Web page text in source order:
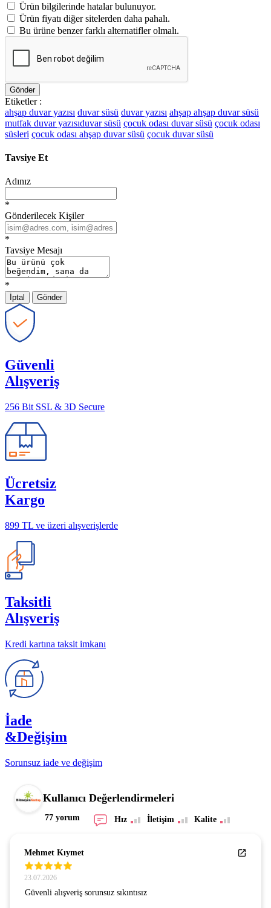
Ürün bilgilerinde hatalar bulunuyor.
Ürün fiyatı diğer sitelerden daha pahalı.
Bu ürüne benzer farklı alternatifler olmalı.
Gönder
Etiketler :
ahşap duvar yazısı duvar süsü duvar yazısı ahşap ahşap duvar süsü
mutfak duvar yazısıduvar süsü çocuk odası duvar süsü çocuk odası
süsleri çocuk odası ahşap duvar süsü çocuk duvar süsü
Tavsiye Et
Adınız
*
Gönderilecek Kişiler
*
Tavsiye Mesajı
*
İptal Gönder
Güvenli
Alışveriş
256 Bit SSL & 3D Secure
Ücretsiz
Kargo
899 TL ve üzeri alışverişlerde
Taksitli
Alışveriş
Kredi kartına taksit imkanı
İade
&Değişim
Sorunsuz iade ve değişim
Kullanıcı Değerlendirmeleri
77 yorum Hız İletişim Kalite
Mehmet Kıymet
23.07.2026
Güvenli alışveriş sorunsuz sıkıntısız